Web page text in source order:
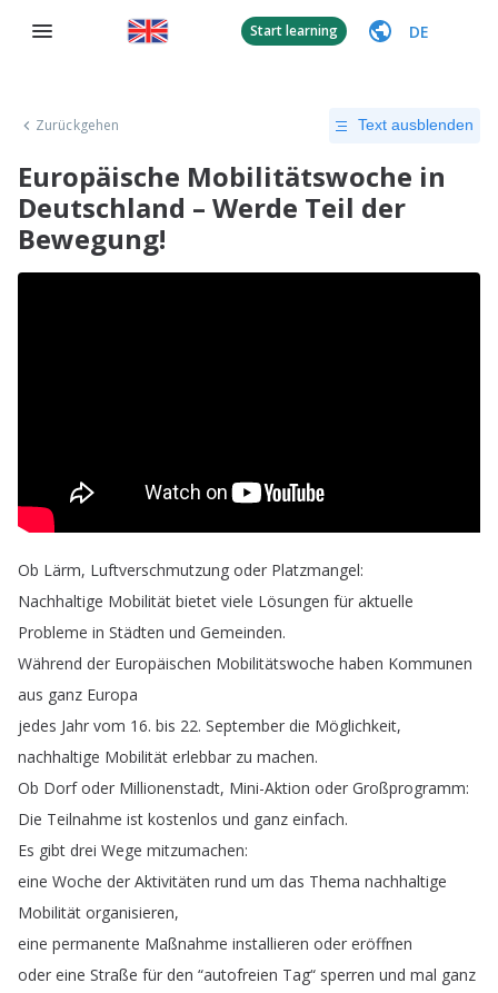
Start learning DE
Zurückgehen Text ausblenden
Europäische Mobilitätswoche in
Deutschland – Werde Teil der
Bewegung!
Ob Lärm, Luftverschmutzung oder Platzmangel:
Nachhaltige Mobilität bietet viele Lösungen für aktuelle
Probleme in Städten und Gemeinden.
Während der Europäischen Mobilitätswoche haben Kommunen
aus ganz Europa
jedes Jahr vom 16. bis 22. September die Möglichkeit,
nachhaltige Mobilität erlebbar zu machen.
Ob Dorf oder Millionenstadt, Mini-Aktion oder Großprogramm:
Die Teilnahme ist kostenlos und ganz einfach.
Es gibt drei Wege mitzumachen:
eine Woche der Aktivitäten rund um das Thema nachhaltige
Mobilität organisieren,
eine permanente Maßnahme installieren oder eröffnen
oder eine Straße für den “autofreien Tag“ sperren und mal ganz